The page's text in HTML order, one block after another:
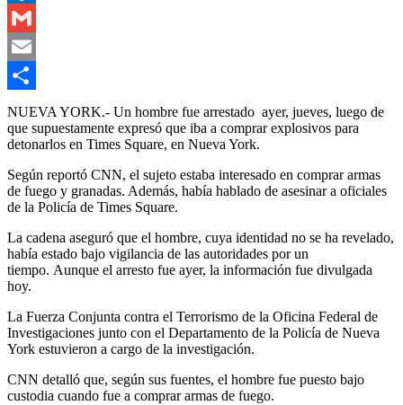
Outlook.com
Gmail
Email
Compartir
NUEVA YORK.- Un hombre fue arrestado ayer, jueves, luego de
que supuestamente expresó que iba a comprar explosivos para
detonarlos en Times Square, en Nueva York.
Según reportó CNN, el sujeto estaba interesado en comprar armas
de fuego y granadas. Además, había hablado de asesinar a oficiales
de la Policía de Times Square.
La cadena aseguró que el hombre, cuya identidad no se ha revelado,
había estado bajo vigilancia de las autoridades por un
tiempo. Aunque el arresto fue ayer, la información fue divulgada
hoy.
La Fuerza Conjunta contra el Terrorismo de la Oficina Federal de
Investigaciones junto con el Departamento de la Policía de Nueva
York estuvieron a cargo de la investigación.
CNN detalló que, según sus fuentes, el hombre fue puesto bajo
custodia cuando fue a comprar armas de fuego.